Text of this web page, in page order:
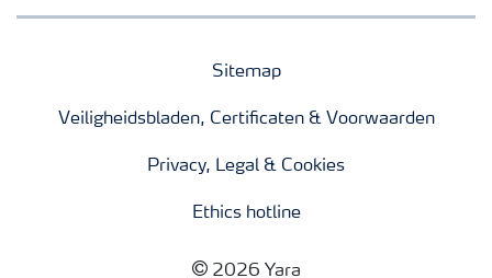
Sitemap
Veiligheidsbladen, Certificaten & Voorwaarden
Privacy, Legal & Cookies
Ethics hotline
2026 Yara